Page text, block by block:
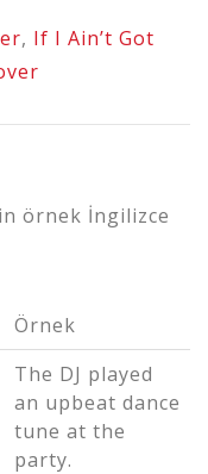
, If I Ain’t Got
örnek İngilizce
Örnek
The DJ played
an upbeat dance
tune at the
party.